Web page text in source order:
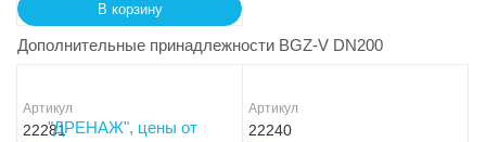
В корзину
Дополнительные принадлежности BGZ-V DN200
Артикул
22281
Артикул
22240